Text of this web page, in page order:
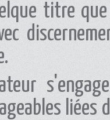
titre